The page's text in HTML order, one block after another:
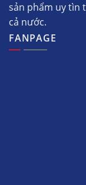
sản phẩm uy tìn
cả nước.
FANPAGE